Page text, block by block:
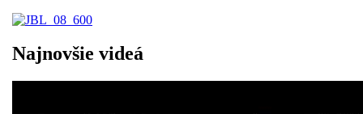
Najnovšie videá